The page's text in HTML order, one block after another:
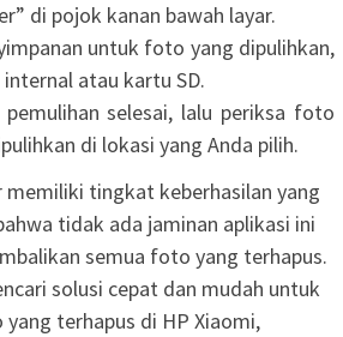
di pojok kanan bawah layar.
untuk foto yang dipulihkan,
atau kartu SD.
pemulihan selesai, lalu periksa foto
di lokasi yang Anda pilih.
memiliki tingkat keberhasilan yang
tidak ada jaminan aplikasi ini
semua foto yang terhapus.
solusi cepat dan mudah untuk
terhapus di HP Xiaomi,